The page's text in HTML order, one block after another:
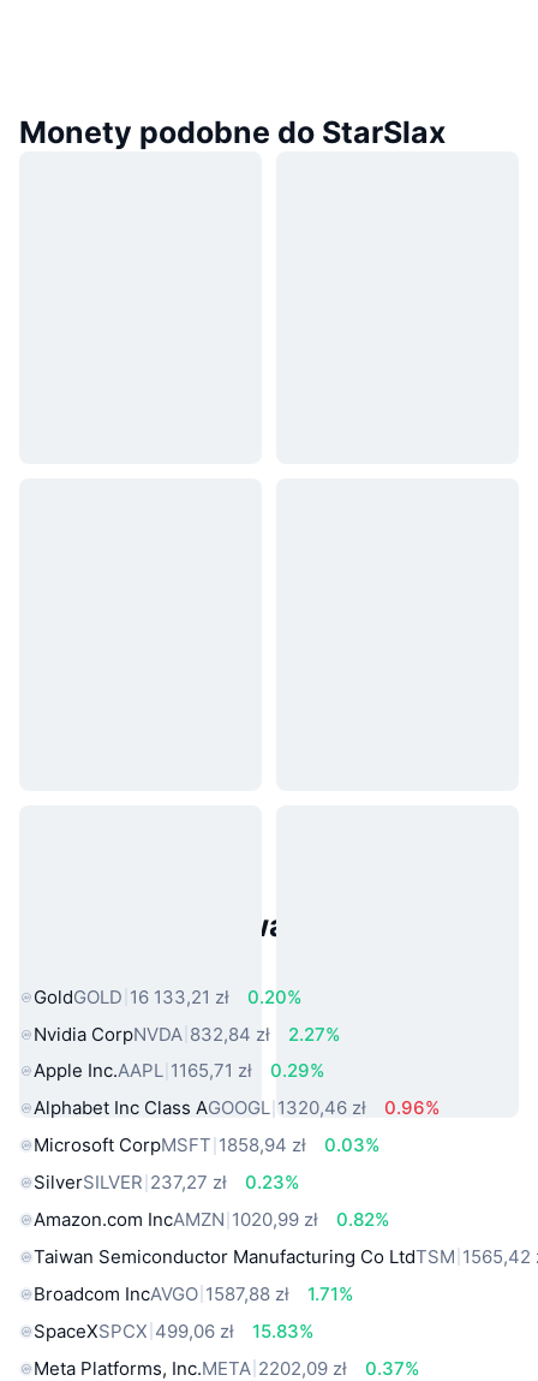
Monety podobne do StarSlax
Popularne aktywa ze świata
GoldGOLD 16 133,21 zł
0.20%
Nvidia CorpNVDA 832,84 zł
2.27%
Apple Inc.AAPL 1165,71 zł
0.29%
Alphabet Inc Class AGOOGL 1320,46 zł
0.96%
Microsoft CorpMSFT 1858,94 zł
0.03%
SilverSILVER 237,27 zł
0.23%
Amazon.com IncAMZN 1020,99 zł
0.82%
Taiwan Semiconductor Manufacturing Co LtdTSM 1565,42
Broadcom IncAVGO 1587,88 zł
1.71%
SpaceXSPCX 499,06 zł
15.83%
Meta Platforms, Inc.META 2202,09 zł
0.37%